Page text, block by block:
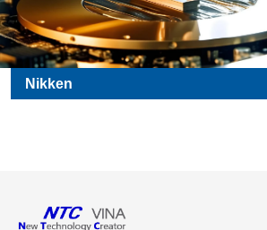
Nikken